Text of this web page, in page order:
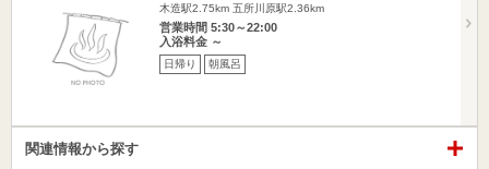
木造駅2.75km 五所川原駅2.36km
営業時間 5:30～22:00
入浴料金 ～
日帰り 朝風呂
関連情報から探す